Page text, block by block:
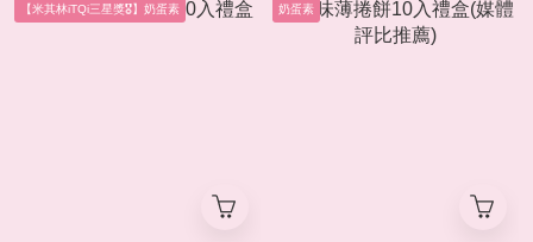
【米其林iTQi三星獎🎖️】奶蛋素 奶蛋素